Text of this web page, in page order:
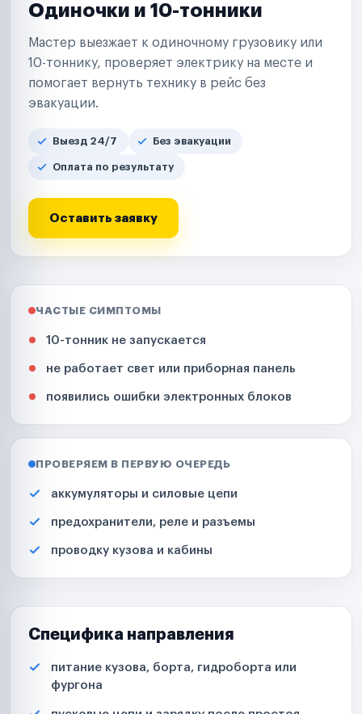
Одиночки и 10-тонники
Мастер выезжает к одиночному грузовику или
10-тоннику, проверяет электрику на месте и
помогает вернуть технику в рейс без
эвакуации.
Выезд 24/7 Без эвакуации
Оплата по результату
Оставить заявку
ЧАСТЫЕ СИМПТОМЫ
10-тонник не запускается
не работает свет или приборная панель
появились ошибки электронных блоков
ПРОВЕРЯЕМ В ПЕРВУЮ ОЧЕРЕДЬ
аккумуляторы и силовые цепи
предохранители, реле и разъемы
проводку кузова и кабины
Специфика направления
питание кузова, борта, гидроборта или
фургона